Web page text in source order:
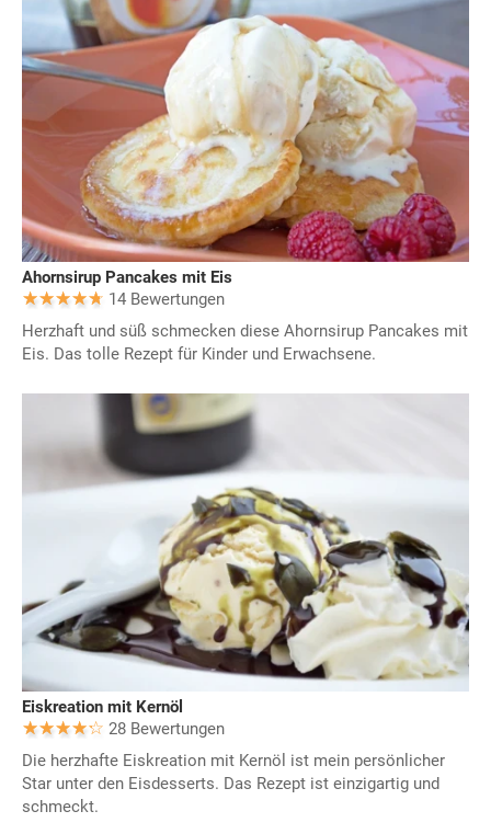
Ahornsirup Pancakes mit Eis
14 Bewertungen
Herzhaft und süß schmecken diese Ahornsirup Pancakes mit
Eis. Das tolle Rezept für Kinder und Erwachsene.
Eiskreation mit Kernöl
28 Bewertungen
Die herzhafte Eiskreation mit Kernöl ist mein persönlicher
Star unter den Eisdesserts. Das Rezept ist einzigartig und
schmeckt.